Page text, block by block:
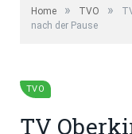
Home » TVO »
nach der Pause
TVO
TV